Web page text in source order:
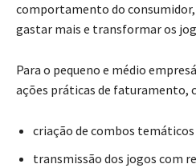
comportamento do consumidor,
gastar mais e transformar os
Para o pequeno e médio
ações práticas de faturamento,
criação de combos
transmissão dos jogos com